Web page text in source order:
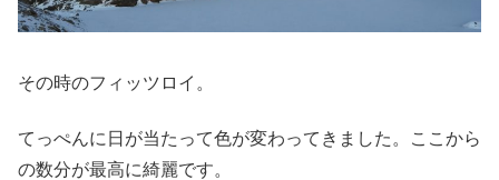
その時のフィッツロイ。
てっぺんに日が当たって色が変わってきました。ここから
の数分が最高に綺麗です。